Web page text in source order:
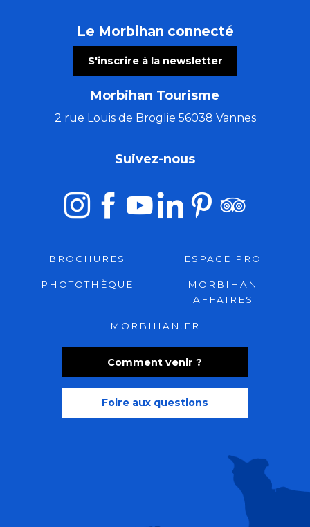
Le Morbihan connecté
S'inscrire à la newsletter
Morbihan Tourisme
2 rue Louis de Broglie 56038 Vannes
Comment venir ?
Foire aux questions
Suivez-nous
BROCHURES ESPACE PRO
PHOTOTHÈQUE
MORBIHAN
AFFAIRES
MORBIHAN.FR